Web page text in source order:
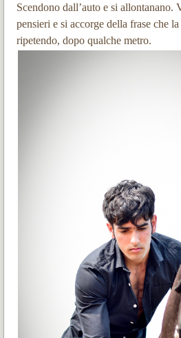
Scendono dall’auto e si allontanano.
pensieri e si accorge della frase che
ripetendo, dopo qualche metro.